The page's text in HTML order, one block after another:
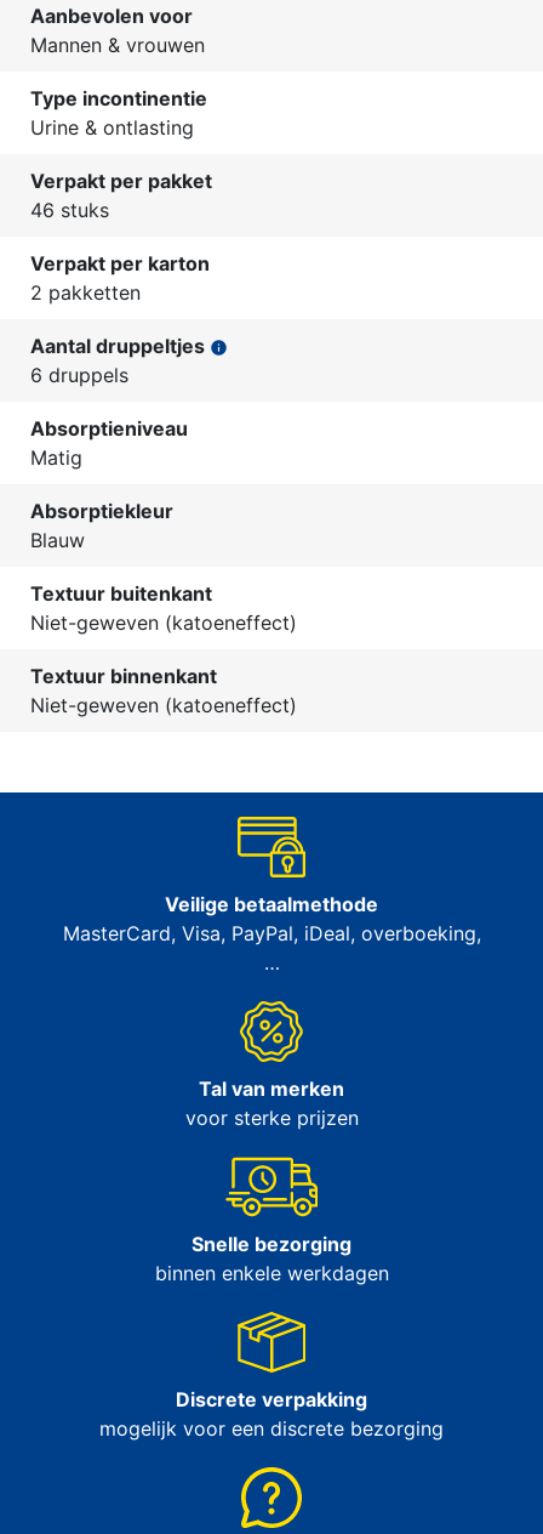
Aanbevolen voor
Mannen & vrouwen
Type incontinentie
Urine & ontlasting
Verpakt per pakket
46 stuks
Verpakt per karton
2 pakketten
Aantal druppeltjes info
6 druppels
Absorptieniveau
Matig
Absorptiekleur
Blauw
Textuur buitenkant
Niet-geweven (katoeneffect)
Textuur binnenkant
Niet-geweven (katoeneffect)
Veilige betaalmethode
MasterCard, Visa, PayPal, iDeal, overboeking,
…
Tal van merken
voor sterke prijzen
Snelle bezorging
binnen enkele werkdagen
Discrete verpakking
mogelijk voor een discrete bezorging